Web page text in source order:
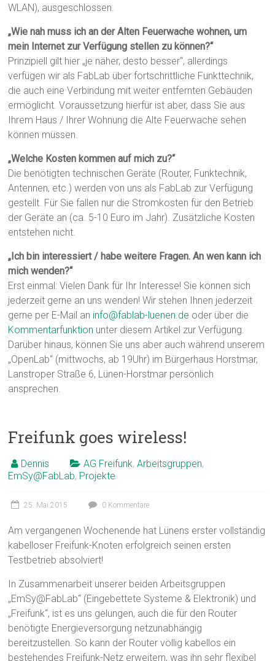
WLAN), ausgeschlossen.
„Wie nah muss ich an der Alten Feuerwache wohnen, um
mein Internet zur Verfügung stellen zu können?“
Prinzipiell gilt hier „je näher, desto besser“, allerdings
verfügen wir als FabLab über fortschrittliche Funkttechnik,
die auch eine Verbindung mit weiter entfernten Gebäuden
ermöglicht. Voraussetzung hierfür ist aber, dass Sie aus
Ihrem Haus / Ihrer Wohnung die Alte Feuerwache sehen
können müssen.
„Welche Kosten kommen auf mich zu?“
Die benötigten technischen Geräte (Router, Funktechnik,
Antennen, etc.) werden von uns als FabLab zur Verfügung
gestellt. Für Sie fallen nur die Stromkosten für den Betrieb
der Geräte an (ca. 5-10 Euro im Jahr). Zusätzliche Kosten
entstehen nicht.
„Ich bin interessiert / habe weitere Fragen. An wen kann ich
mich wenden?“
Erst einmal: Vielen Dank für Ihr Interesse! Sie können sich
jederzeit gerne an uns wenden! Wir stehen Ihnen jederzeit
gerne per E-Mail an info@fablab-luenen.de oder über die
Kommentarfunktion unter diesem Artikel zur Verfügung.
Darüber hinaus, können Sie uns aber auch während unserem
„OpenLab“ (mittwochs, ab 19Uhr) im Bürgerhaus Horstmar,
Lanstroper Straße 6, Lünen-Horstmar persönlich
ansprechen.
Freifunk goes wireless!
Dennis AG Freifunk,Arbeitsgruppen,
EmSy@FabLab, Projekte
25. Mai 2015 0 Kommentare
Am vergangenen Wochenende hat Lünens erster vollständig
kabelloser Freifunk-Knoten erfolgreich seinen ersten
Testbetrieb absolviert!
In Zusammenarbeit unserer beiden Arbeitsgruppen
„EmSy@FabLab“ (Eingebettete Systeme & Elektronik) und
„Freifunk“, ist es uns gelungen, auch die für den Router
benötigte Energieversorgung netzunabhängig
bereitzustellen. So kann der Router völlig kabellos ein
bestehendes Freifunk-Netz erweitern, was ihn sehr flexibel